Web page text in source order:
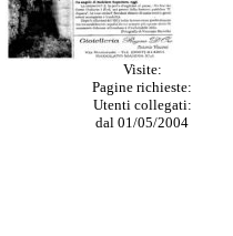
Visite:
Pagine richieste:
Utenti collegati:
dal 01/05/2004